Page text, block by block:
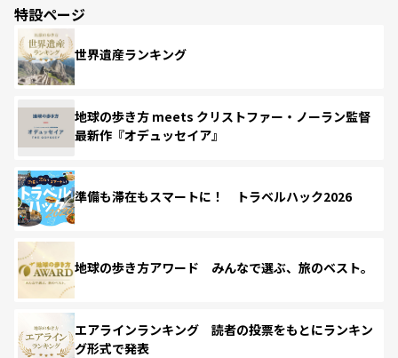
特設ページ
世界遺産ランキング
地球の歩き方 meets クリストファー・ノーラン監督
最新作『オデュッセイア』
準備も滞在もスマートに！ トラベルハック2026
地球の歩き方アワード みんなで選ぶ、旅のベスト。
エアラインランキング 読者の投票をもとにランキン
グ形式で発表